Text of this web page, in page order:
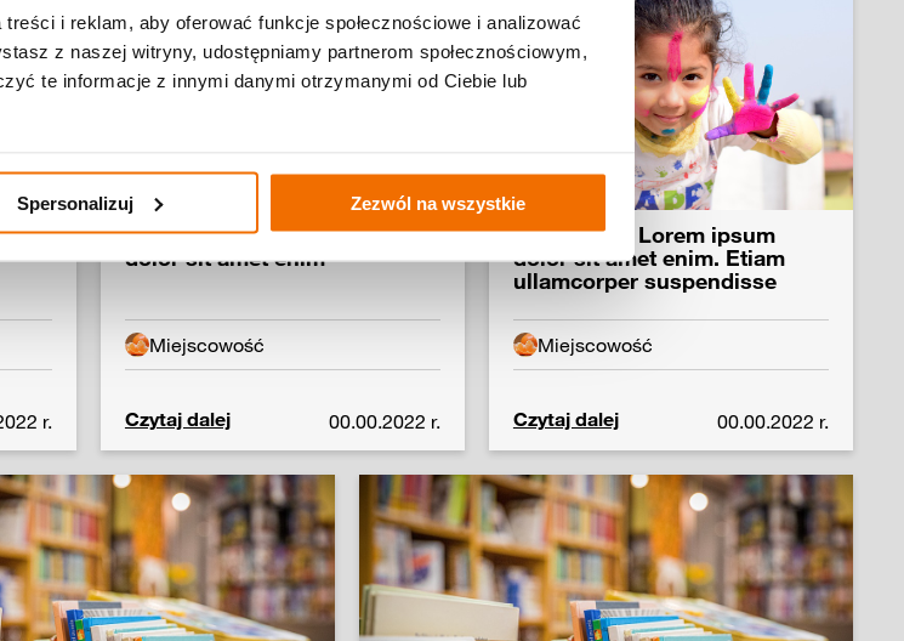
i reklam, aby oferować funkcje społecznościowe i analizować
z naszej witryny, udostępniamy partnerom społecznościowym,
te informacje z innymi danymi otrzymanymi od Ciebie lub
Spersonalizuj Zezwól na wszystkie
r.
Tytuł wpisu Lorem ipsum
dolor sit amet enim
Miejscowość
Czytaj dalej 00.00.2022 r.
Tytuł wpisu Lorem ipsum
dolor sit amet enim. Etiam
ullamcorper suspendisse
Miejscowość
Czytaj dalej 00.00.2022 r.